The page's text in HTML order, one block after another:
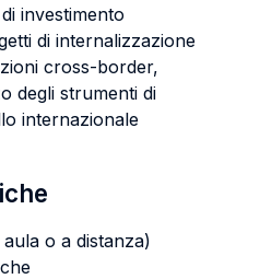
investimento
di internalizzazione
cross-border,
degli strumenti di
internazionale
o a distanza)